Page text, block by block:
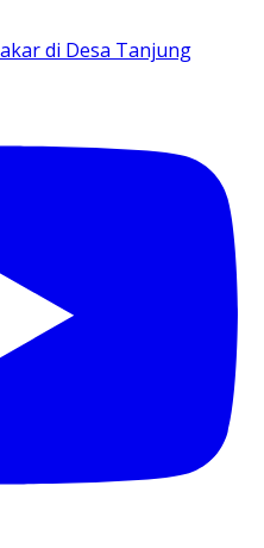
di Desa Tanjung